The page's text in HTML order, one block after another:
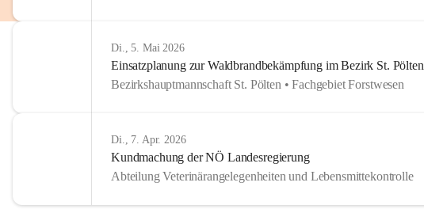
Di., 5. Mai 2026
Einsatzplanung zur Waldbrandbekämpfung im Bezirk St. Pölten
Bezirkshauptmannschaft St. Pölten • Fachgebiet Forstwesen
Di., 7. Apr. 2026
Kundmachung der NÖ Landesregierung
Abteilung Veterinärangelegenheiten und Lebensmittekontrolle